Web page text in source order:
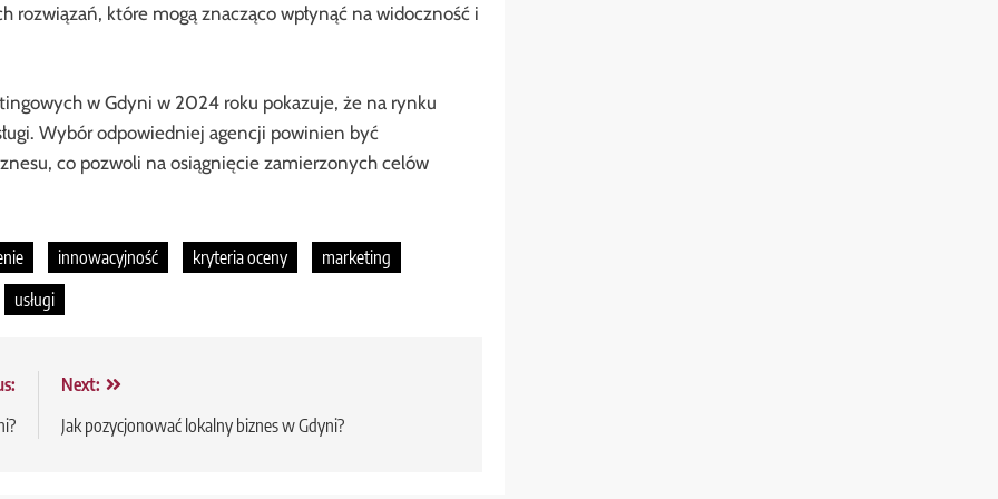
które mogą znacząco wpłynąć na widoczność i
w Gdyni w 2024 roku pokazuje, że na rynku
Wybór odpowiedniej agencji powinien być
co pozwoli na osiągnięcie zamierzonych celów
innowacyjność kryteria oceny
marketing
usługi
Next:
Jak pozycjonować lokalny biznes w Gdyni?